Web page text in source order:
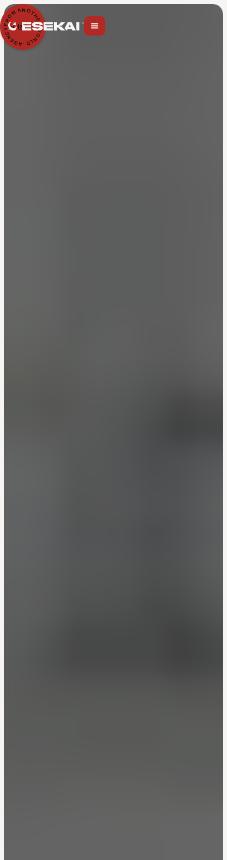
イセカイ
A
G
E
N
C
Y
F
R
O
M AN OTH
E
R
W
O
R
L
D
.